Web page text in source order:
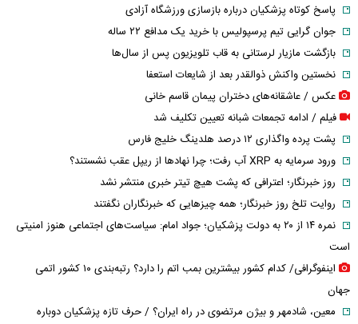
پاسخ کوتاه پزشکیان درباره بازسازی ورزشگاه آزادی
جوان گرایی تیم پرسپولیس با خرید یک مدافع ۲۲ ساله
بازگشت مازیار لرستانی به قاب تلویزیون پس از سال‌ها
نخستین واکنش ذوالقدر بعد از شایعات استعفا
عکس / عاشقانه‌های دختران پیمان قاسم خانی
فیلم / ادامه تجمعات شبانه تعیین تکلیف شد
پشت پرده واگذاری ۱۲ درصد هلدینگ خلیج فارس
ورود سرمایه به XRP آب رفت؛ چرا نهادها از ریپل عقب نشستند؟
روز خبرنگار؛ اعترافی که پشت هیچ تیتر خبری منتشر نشد
روایت تلخ روز خبرنگار؛ همه چیزهایی که خبرنگاران نگفتند
نمره ۱۴ از ۲۰ به دولت پزشکیان؛ جواد امام: سیاست‌های اجتماعی هنوز امنیتی
است
اینفوگرافی/ کدام کشور بیشترین بمب اتم را دارد؟ رتبه‌بندی ۱۰ کشور اتمی
جهان
معین، شادمهر و بیژن مرتضوی در راه ایران؟ / حرف تازه پزشکیان دوباره